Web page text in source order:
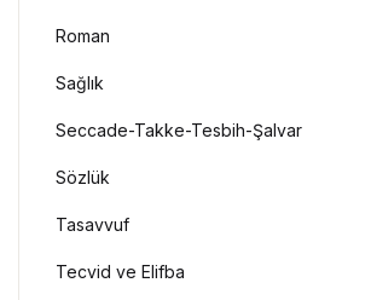
Roman
Sağlık
Seccade-Takke-Tesbih-Şalvar
Sözlük
Tasavvuf
Tecvid ve Elifba